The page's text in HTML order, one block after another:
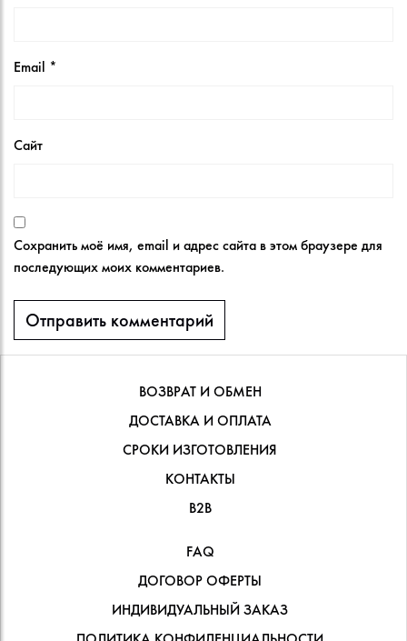
Email *
Сайт
Сохранить моё имя, email и адрес сайта в этом браузере для
последующих моих комментариев.
ВОЗВРАТ И ОБМЕН
ДОСТАВКА И ОПЛАТА
СРОКИ ИЗГОТОВЛЕНИЯ
КОНТАКТЫ
В2В
FAQ
ДОГОВОР ОФЕРТЫ
ИНДИВИДУАЛЬНЫЙ ЗАКАЗ